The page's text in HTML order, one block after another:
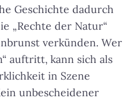
Geschichte dadurch
„Rechte der Natur“
verkünden. Wer
auftritt, kann sich als
in Szene
unbescheidener